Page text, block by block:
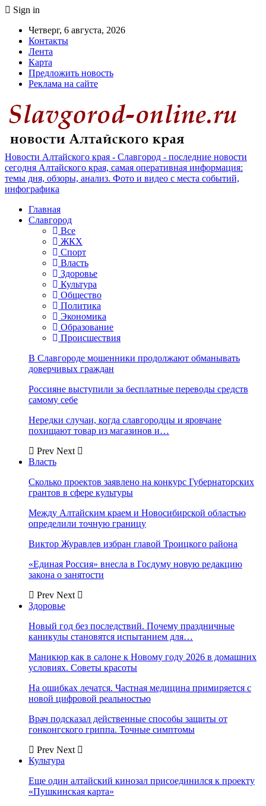
Sign in
Четверг, 6 августа, 2026
Контакты
Лента
Карта
Предложить новость
Реклама на сайте
Новости Алтайского края - Славгород - последние новости
сегодня Алтайского края, самая оперативная информация:
темы дня, обзоры, анализ. Фото и видео с места событий,
инфографика
Главная
Славгород
Все
ЖКХ
Спорт
Власть
Здоровье
Культура
Общество
Политика
Экономика
Образование
Происшествия
В Славгороде мошенники продолжают обманывать
доверчивых граждан
Россияне выступили за бесплатные переводы средств
самому себе
Нередки случаи, когда славгородцы и яровчане
похищают товар из магазинов и…
Prev Next
Власть
Сколько проектов заявлено на конкурс Губернаторских
грантов в сфере культуры
Между Алтайским краем и Новосибирской областью
определили точную границу
Виктор Журавлев избран главой Троицкого района
«Единая Россия» внесла в Госдуму новую редакцию
закона о занятости
Prev Next
Здоровье
Новый год без последствий. Почему праздничные
каникулы становятся испытанием для…
Маникюр как в салоне к Новому году 2026 в домашних
условиях. Советы красоты
На ошибках лечатся. Частная медицина примиряется с
новой цифровой реальностью
Врач подсказал действенные способы защиты от
гонконгского гриппа. Точные симптомы
Prev Next
Культура
Еще один алтайский кинозал присоединился к проекту
«Пушкинская карта»